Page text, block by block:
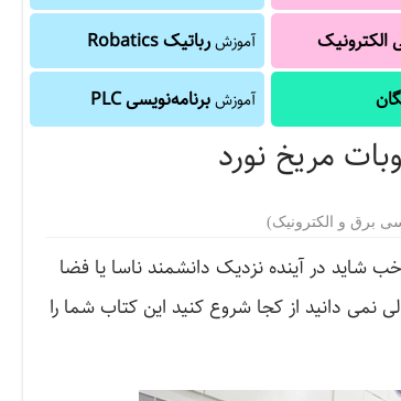
آموزشرباتیک Robatics
آموزشبرنامه‌نویسی PLC
مریخ نورد
برق و الکترونیک)
شاید در آینده نزدیک دانشمند ناسا یا فضا
نمی دانید از کجا شروع کنید این کتاب شما را